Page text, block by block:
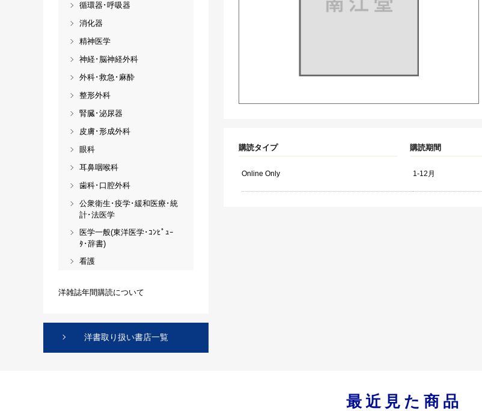
購読タイプ 購読期間
Online Only 1-12月
循環器･呼吸器
消化器
精神医学
神経･脳神経外科
外科･救急･麻酔
整形外科
腎臓･泌尿器
皮膚･形成外科
眼科
耳鼻咽喉科
歯科･口腔外科
公衆衛生･疫学･緩和医療･統
計･法医学
医学一般(東洋医学･ｺﾝﾋﾟｭｰ
ﾀ･辞書)
看護
洋雑誌年間購読について
洋書取り扱い書店一覧
最近見た商品